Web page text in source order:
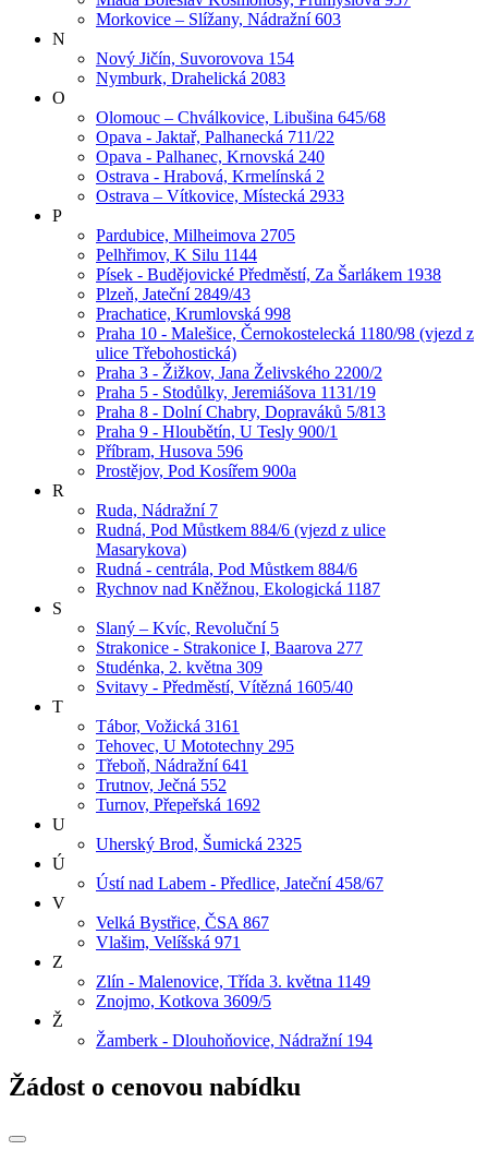
Morkovice – Slížany, Nádražní 603
N
Nový Jičín, Suvorovova 154
Nymburk, Drahelická 2083
O
Olomouc – Chválkovice, Libušina 645/68
Opava - Jaktař, Palhanecká 711/22
Opava - Palhanec, Krnovská 240
Ostrava - Hrabová, Krmelínská 2
Ostrava – Vítkovice, Místecká 2933
P
Pardubice, Milheimova 2705
Pelhřimov, K Silu 1144
Písek - Budějovické Předměstí, Za Šarlákem 1938
Plzeň, Jateční 2849/43
Prachatice, Krumlovská 998
Praha 10 - Malešice, Černokostelecká 1180/98 (vjezd z
ulice Třebohostická)
Praha 3 - Žižkov, Jana Želivského 2200/2
Praha 5 - Stodůlky, Jeremiášova 1131/19
Praha 8 - Dolní Chabry, Dopraváků 5/813
Praha 9 - Hloubětín, U Tesly 900/1
Příbram, Husova 596
Prostějov, Pod Kosířem 900a
R
Ruda, Nádražní 7
Rudná, Pod Můstkem 884/6 (vjezd z ulice
Masarykova)
Rudná - centrála, Pod Můstkem 884/6
Rychnov nad Kněžnou, Ekologická 1187
S
Slaný – Kvíc, Revoluční 5
Strakonice - Strakonice I, Baarova 277
Studénka, 2. května 309
Svitavy - Předměstí, Vítězná 1605/40
T
Tábor, Vožická 3161
Tehovec, U Mototechny 295
Třeboň, Nádražní 641
Trutnov, Ječná 552
Turnov, Přepeřská 1692
U
Uherský Brod, Šumická 2325
Ú
Ústí nad Labem - Předlice, Jateční 458/67
V
Velká Bystřice, ČSA 867
Vlašim, Velíšská 971
Z
Zlín - Malenovice, Třída 3. května 1149
Znojmo, Kotkova 3609/5
Ž
Žamberk - Dlouhoňovice, Nádražní 194
Žádost o cenovou nabídku